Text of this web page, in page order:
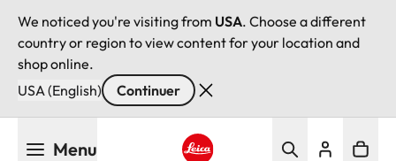
We noticed you're visiting from USA. Choose a different
country or region to view content for your location and
shop online.
USA (English)
Continuer
Menu